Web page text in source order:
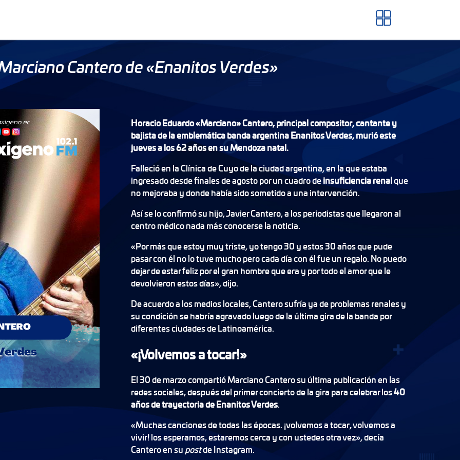
Cantero de «Enanitos Verdes»
Horacio Eduardo «Marciano» Cantero, principal compositor, cantante y
bajista de la emblemática banda argentina Enanitos Verdes, murió este
jueves a los 62 años en su Mendoza natal.
Falleció en la Clínica de Cuyo de la ciudad argentina, en la que estaba
ingresado desde finales de agosto por un cuadro deinsuficiencia renalque
no mejoraba y donde había sido sometido a una intervención.
Así se lo confirmó su hijo, Javier Cantero, a los periodistas que llegaron al
centro médico nada más conocerse la noticia.
«Por más que estoy muy triste, yo tengo 30 y estos 30 años que pude
pasar con él no lo tuve mucho pero cada día con él fue un regalo. No puedo
dejar de estar feliz por el gran hombre que era y por todo el amor que le
devolvieron estos días», dijo.
De acuerdo a los medios locales, Cantero sufría ya de problemas renales y
su condición se habría agravado luego de la última gira de la banda por
diferentes ciudades de Latinoamérica.
«¡Volvemos a tocar!»
El 30 de marzo compartió Marciano Cantero su última publicación en las
redes sociales, después del primer concierto de la gira para celebrar los40
años de trayectoria de Enanitos Verdes.
«Muchas canciones de todas las épocas. ¡volvemos a tocar, volvemos a
vivir! los esperamos, estaremos cerca y con ustedes otra vez», decía
Cantero en su postde Instagram.